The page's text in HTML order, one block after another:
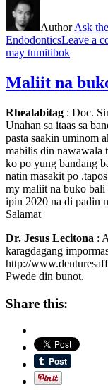
AuthorAsk
EndodonticsLeave a
may tumitibok
Maliit na
Rhealabitag : Doc.
Unahan sa itaas sa
pasta saakin uminom
mabilis din nawawala
ko po yung bandang
natin masakit po
my maliit na buko bali
ipin 2020 na di padin
Salamat
Dr. Jesus Lecitona :
karagdagang
http://
Pwede din bunot.
Share this: